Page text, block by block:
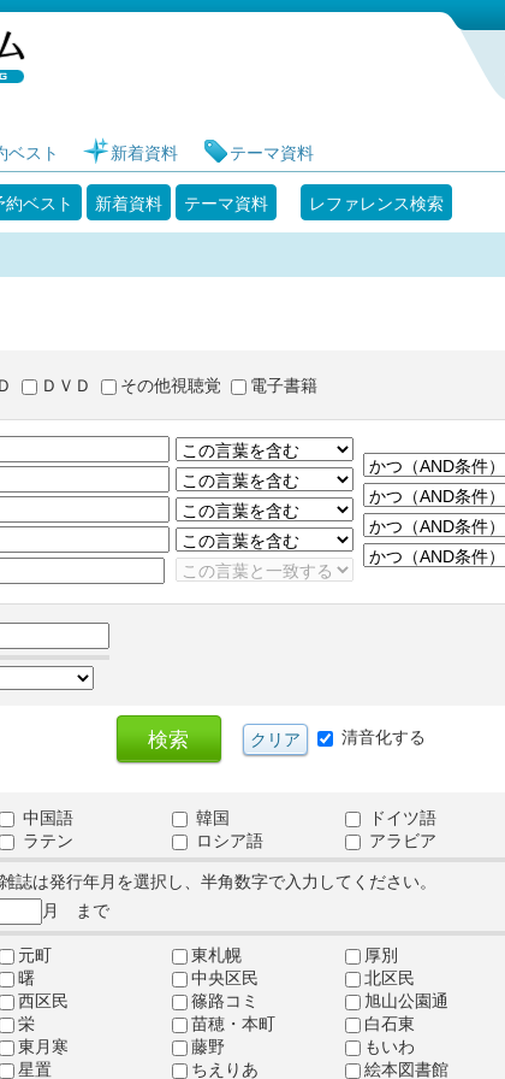
札幌市図書館 蔵書検索・予約システム
ベスト 新着資料 テーマ資料
ベスト 新着資料 テーマ資料 レファレンス検索
ＤＶＤ その他視聴覚 電子書籍
清音化する
中国語 韓国 ドイツ語
ラテン ロシア語
アラビア
は発行年月を選択し、半角数字で入力してください。
月 まで
元町 東札幌 厚別
曙 中央区民 北区民
西区民 篠路コミ 旭山公園通
栄 苗穂・本町 白石東
東月寒 藤野 もいわ
星置 ちえりあ 絵本図書館